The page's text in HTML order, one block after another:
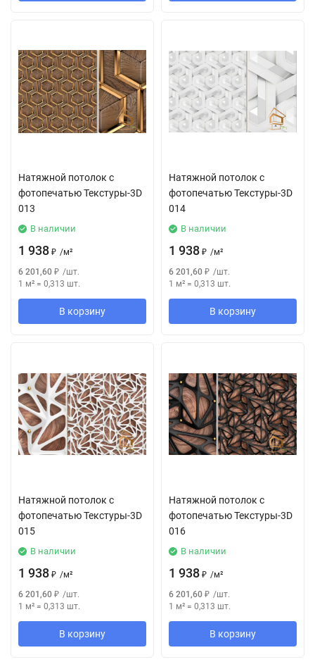
Натяжной потолок с
фотопечатью Текстуры-3D
013
В наличии
1 938 ₽ /м²
6 201,60 ₽ /шт.
1 м² = 0,313 шт.
В корзину
Натяжной потолок с
фотопечатью Текстуры-3D
014
В наличии
1 938 ₽ /м²
6 201,60 ₽ /шт.
1 м² = 0,313 шт.
В корзину
Натяжной потолок с
фотопечатью Текстуры-3D
015
В наличии
1 938 ₽ /м²
6 201,60 ₽ /шт.
1 м² = 0,313 шт.
В корзину
Натяжной потолок с
фотопечатью Текстуры-3D
016
В наличии
1 938 ₽ /м²
6 201,60 ₽ /шт.
1 м² = 0,313 шт.
В корзину